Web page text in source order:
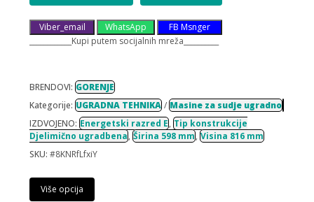
Viber_email WhatsApp
FB Msnger
____________Kupi putem socijalnih mreža__________
BRENDOVI: GORENJE
Kategorije: UGRADNA TEHNIKA / Masine za sudje ugradno
IZDVOJENO: Energetski razred E, Tip konstrukcije
Djelimično ugradbena, Širina 598 mm, Visina 816 mm
SKU: #8KNRfLfxiY
Više opcija